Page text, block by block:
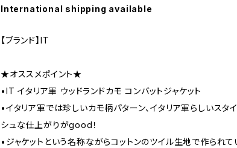
International shipping available
【ブランド】IT
★オススメポイント★
•IT イタリア軍 ウッドランドカモ コンバットジャケット
•イタリア軍では珍しいカモ柄パターン、イタリア軍らしいスタイ
シュな仕上がりがgood！
•ジャケットという名称ながらコットンのツイル生地で作られて